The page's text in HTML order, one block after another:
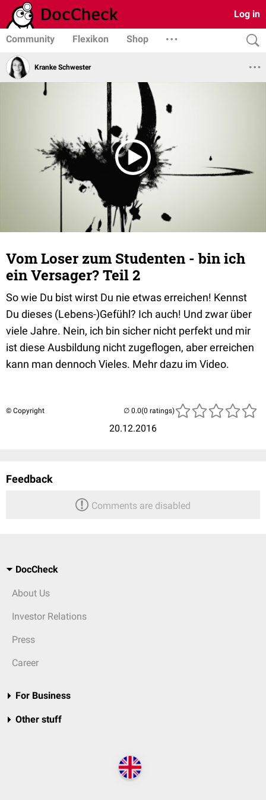
Log in
Community Flexikon Shop
Kranke Schwester
Vom Loser zum Studenten - bin ich
ein Versager? Teil 2
So wie Du bist wirst Du nie etwas erreichen! Kennst
Du dieses (Lebens-)Gefühl? Ich auch! Und zwar über
viele Jahre. Nein, ich bin sicher nicht perfekt und mir
ist diese Ausbildung nicht zugeflogen, aber erreichen
kann man dennoch Vieles. Mehr dazu im Video.
© Copyright
20.12.2016
(0 ratings)
Feedback
Comments are disabled
DocCheck
About Us
Investor Relations
Press
Career
For Business
Other stuff